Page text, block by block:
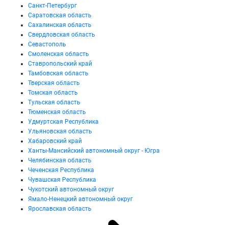
Санкт-Петербург
Саратовская область
Сахалинская область
Свердловская область
Севастополь
Смоленская область
Ставропольский край
Тамбовская область
Тверская область
Томская область
Тульская область
Тюменская область
Удмуртская Республика
Ульяновская область
Хабаровский край
Ханты-Мансийский автономный округ - Югра
Челябинская область
Чеченская Республика
Чувашская Республика
Чукотский автономный округ
Ямало-Ненецкий автономный округ
Ярославская область